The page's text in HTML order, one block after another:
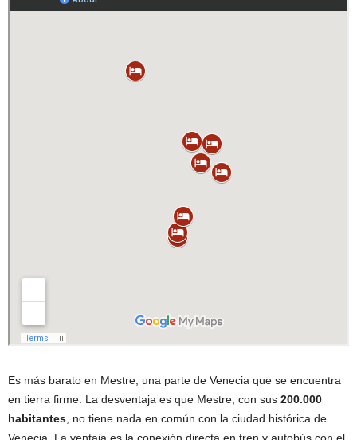
Es más barato en Mestre, una parte de Venecia que se encuentra
en tierra firme. La desventaja es que Mestre, con sus 200.000
habitantes , no tiene nada en común con la ciudad histórica de